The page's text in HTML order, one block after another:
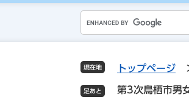
o
g
l
e
現在地 トップページ
第3次鳥栖市男